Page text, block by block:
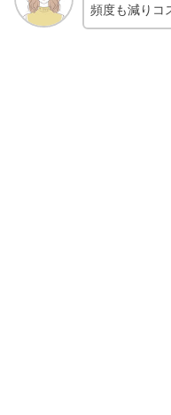
頻度も減りコ